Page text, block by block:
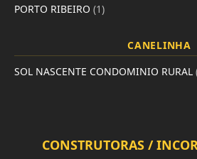
PORTO RIBEIRO (1)
CANELINHA
SOL NASCENTE CONDOMINIO RURAL
CONSTRUTORAS /